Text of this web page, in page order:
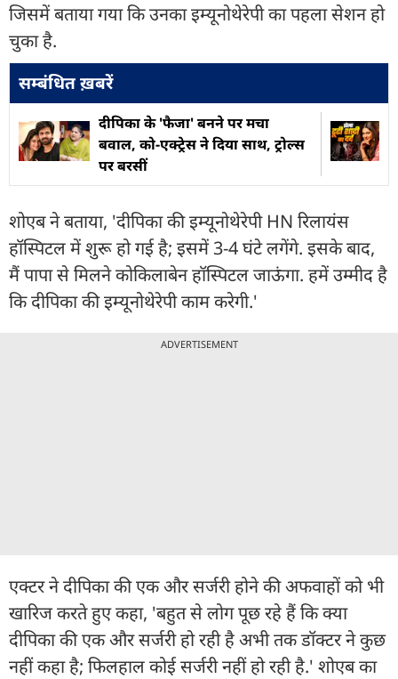
जिसमें बताया गया कि उनका इम्यूनोथेरेपी का पहला सेशन हो
चुका है.
सम्बंधित ख़बरें
दीपिका के 'फैजा' बनने पर मचा
बवाल, को-एक्ट्रेस ने दिया साथ, ट्रोल्स
पर बरसीं
शोएब ने बताया, 'दीपिका की इम्यूनोथेरेपी HN रिलायंस
हॉस्पिटल में शुरू हो गई है; इसमें 3-4 घंटे लगेंगे. इसके बाद,
मैं पापा से मिलने कोकिलाबेन हॉस्पिटल जाऊंगा. हमें उम्मीद है
कि दीपिका की इम्यूनोथेरेपी काम करेगी.'
ADVERTISEMENT
एक्टर ने दीपिका की एक और सर्जरी होने की अफवाहों को भी
खारिज करते हुए कहा, 'बहुत से लोग पूछ रहे हैं कि क्या
दीपिका की एक और सर्जरी हो रही है अभी तक डॉक्टर ने कुछ
नहीं कहा है; फिलहाल कोई सर्जरी नहीं हो रही है.' शोएब का